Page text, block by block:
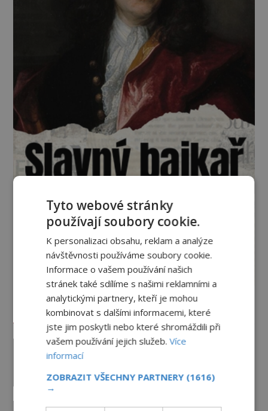
Vesmír a technologie
Co zachycují tajemné snímky
Podivné události roku 2023: Jsou
Tyto webové stránky
používají soubory cookie.
K personalizaci obsahu, reklam a analýze
návštěvnosti používáme soubory cookie.
Informace o vašem používání našich
stránek také sdílíme s našimi reklamními a
analytickými partnery, kteří je mohou
kombinovat s dalšími informacemi, které
jste jim poskytli nebo které shromáždili při
vašem používání jejich služeb.Více
informací
ZOBRAZIT VŠECHNY PARTNERY (1616)
→